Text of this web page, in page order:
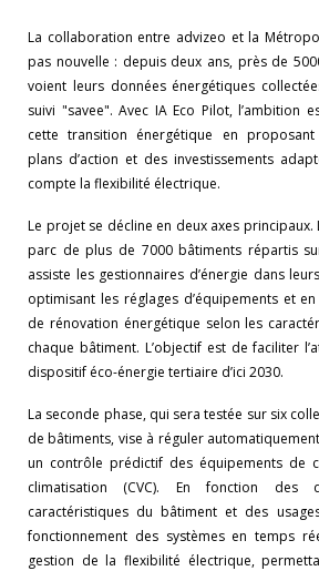
La collaboration entre advizeo et la
pas nouvelle : depuis deux ans, près de
voient leurs données énergétiques
suivi "savee". Avec IA Eco Pilot, l’ambition
cette transition énergétique en
plans d’action et des investissements
compte la flexibilité électrique.
Le projet se décline en deux axes
parc de plus de 7000 bâtiments répartis
assiste les gestionnaires d’énergie dans
optimisant les réglages d’équipements et
de rénovation énergétique selon les
chaque bâtiment. L’objectif est de faciliter
dispositif éco-énergie tertiaire d’ici 2030.
La seconde phase, qui sera testée sur six
de bâtiments, vise à réguler
un contrôle prédictif des équipements de
climatisation (CVC). En fonction des
caractéristiques du bâtiment et des
fonctionnement des systèmes en temps
gestion de la flexibilité électrique,